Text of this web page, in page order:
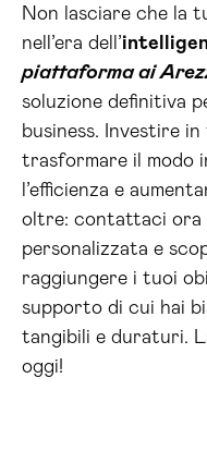
Non lasciare che la
nell’era dell’
piattaforma ai
soluzione definitiva
business. Investire
trasformare il modo
l’efficienza e
oltre: contattaci ora
personalizzata e
raggiungere i tuoi
supporto di cui hai
tangibili e duraturi.
oggi!